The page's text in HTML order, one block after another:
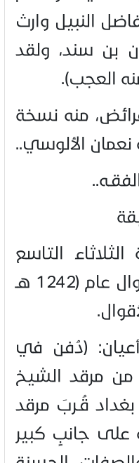
النبيل وارث
بن سند، ولقد
العجب).
منه نسخة
الألوسي..
.
التاسع
والعشرين من شهر شوال عام (1242 هـ
(دُفن في
من مرقد الشيخ
قُـربَ مرقد
على جانبٍ كبير